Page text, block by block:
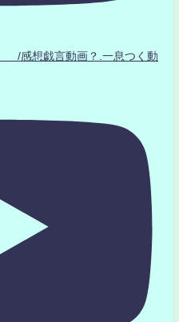
/感想戯言動画？.一息つく動